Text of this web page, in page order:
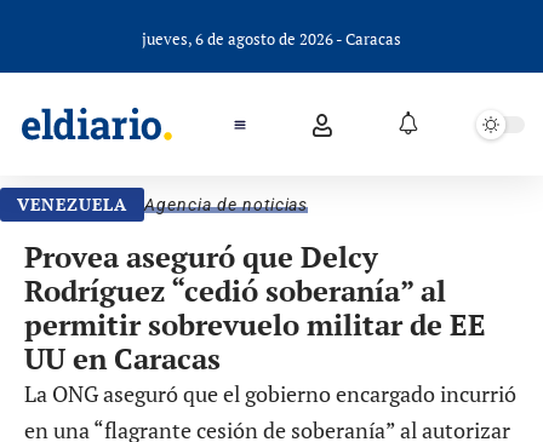
jueves, 6 de agosto de 2026 - Caracas
VENEZUELA Agencia de noticias
Provea aseguró que Delcy
Rodríguez “cedió soberanía” al
permitir sobrevuelo militar de EE
UU en Caracas
La ONG aseguró que el gobierno encargado incurrió
en una “flagrante cesión de soberanía” al autorizar